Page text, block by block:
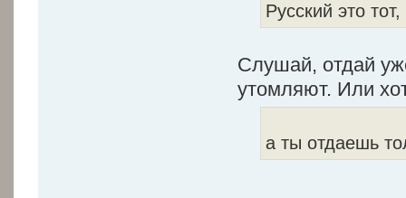
Русский это
Слушай, отдай
утомляют. Или
а ты отдаешь